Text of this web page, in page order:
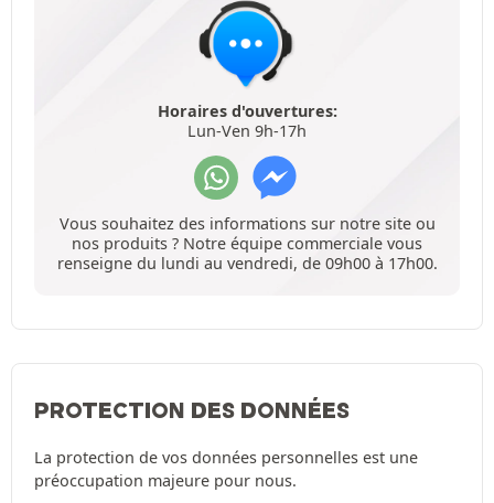
Horaires d'ouvertures:
Lun-Ven 9h-17h
Vous souhaitez des informations sur notre site ou
nos produits ? Notre équipe commerciale vous
renseigne du lundi au vendredi, de 09h00 à 17h00.
PROTECTION DES DONNÉES
La protection de vos données personnelles est une
préoccupation majeure pour nous.